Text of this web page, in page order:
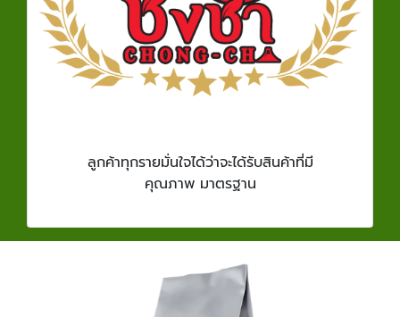
ลูกค้าทุกรายมั่นใจได้ว่าจะได้รับสินค้าที่มี
คุณภาพ มาตรฐาน